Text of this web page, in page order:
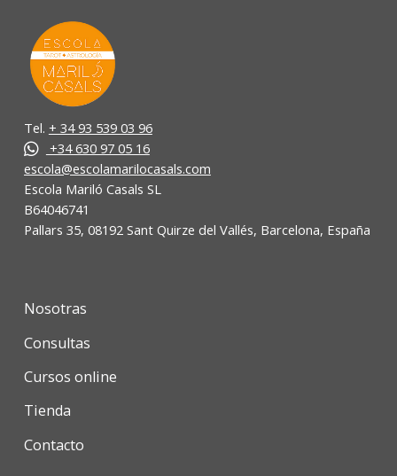
Tel. + 34 93 539 03 96
+34 630 97 05 16
escola@escolamarilocasals.com
Escola Mariló Casals SL
B64046741
Pallars 35, 08192 Sant Quirze del Vallés, Barcelona, España
Nosotras
Consultas
Cursos online
Tienda
Contacto